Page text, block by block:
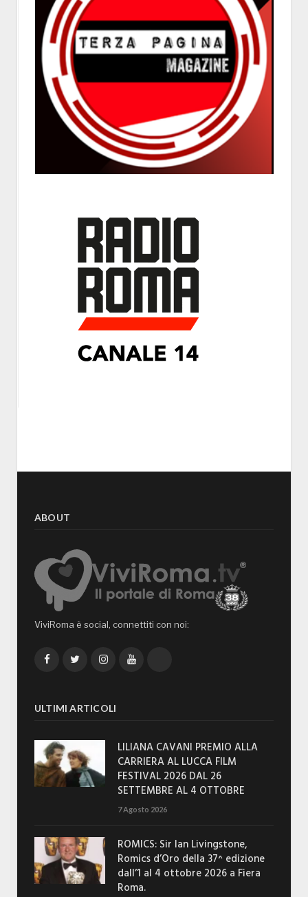
ABOUT
ViviRoma è social, connettiti con noi:
FacebookTwitterInstagramYouTube
ULTIMI ARTICOLI
LILIANA CAVANI PREMIO ALLA
CARRIERA AL LUCCA FILM
FESTIVAL 2026 DAL 26
SETTEMBRE AL 4 OTTOBRE
7 Agosto 2026
ROMICS: Sir Ian Livingstone,
Romics d’Oro della 37^ edizione
dall’1 al 4 ottobre 2026 a Fiera
Roma.